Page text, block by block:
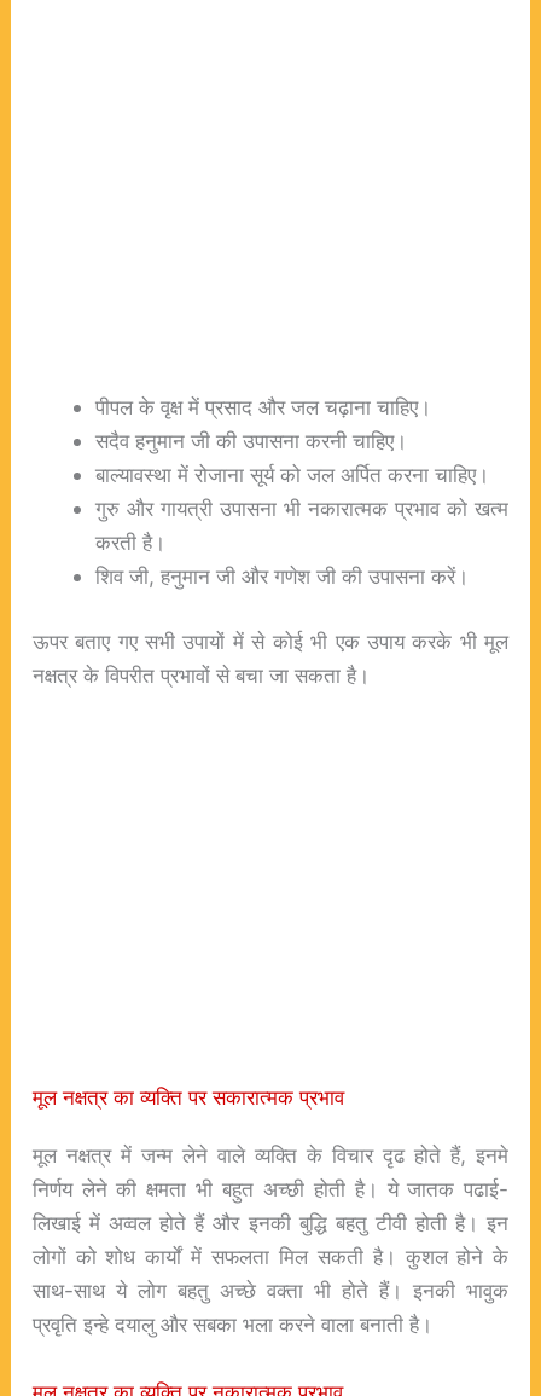
पीपल के वृक्ष में प्रसाद और जल चढ़ाना चाहिए।
सदैव हनुमान जी की उपासना करनी चाहिए।
बाल्यावस्था में रोजाना सूर्य को जल अर्पित करना चाहिए।
गुरु और गायत्री उपासना भी नकारात्मक प्रभाव को खत्म
करती है।
शिव जी, हनुमान जी और गणेश जी की उपासना करें।
ऊपर बताए गए सभी उपायों में से कोई भी एक उपाय करके भी मूल
नक्षत्र के विपरीत प्रभावों से बचा जा सकता है।
मूल नक्षत्र का व्यक्ति पर सकारात्मक प्रभाव
मूल नक्षत्र में जन्म लेने वाले व्यक्ति के विचार दृढ होते हैं, इनमे
निर्णय लेने की क्षमता भी बहुत अच्छी होती है। ये जातक पढाई-
लिखाई में अव्वल होते हैं और इनकी बुद्धि बहतु टीवी होती है। इन
लोगों को शोध कार्यों में सफलता मिल सकती है। कुशल होने के
साथ-साथ ये लोग बहतु अच्छे वक्ता भी होते हैं। इनकी भावुक
प्रवृति इन्हे दयालु और सबका भला करने वाला बनाती है।